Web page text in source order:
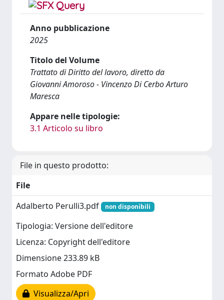
Anno pubblicazione
2025
Titolo del Volume
Trattato di Diritto del lavoro, diretto da
Giovanni Amoroso - Vincenzo Di Cerbo Arturo
Maresca
Appare nelle tipologie:
3.1 Articolo su libro
File in questo prodotto:
File
Adalberto Perulli3.pdf
non disponibili
Tipologia: Versione dell'editore
Licenza: Copyright dell'editore
Dimensione 233.89 kB
Formato Adobe PDF
Visualizza/Apri